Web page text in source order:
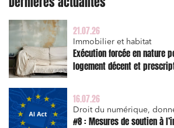
21.07.26
Immobilier et habitat
Exécution forcée en nature
logement décent et
16.07.26
Droit du numérique,
#8 : Mesures de soutien à
J'ai lu et j'accepte la